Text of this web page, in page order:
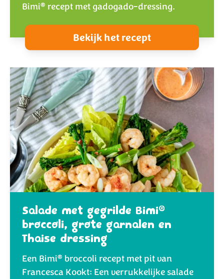
Bimi® recept met gadogado-dressing.
Bekijk het recept
Salade met gegrilde Bimi®
broccoli, grote garnalen en
Thaise dressing
Een Bimi® broccoli recept met pit van
Francesca Kookt: Een verrukkelijke salade